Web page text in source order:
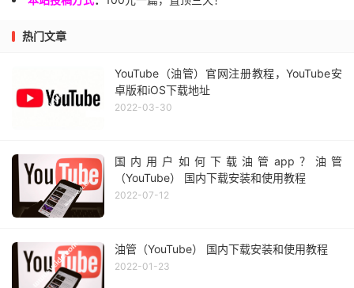
热门文章
YouTube（油管）官网注册教程，YouTube安
卓版和iOS下载地址
2022-03-30
国内用户如何下载油管app？油管
（YouTube） 国内下载安装和使用教程
2022-07-12
油管（YouTube） 国内下载安装和使用教程
2022-01-23